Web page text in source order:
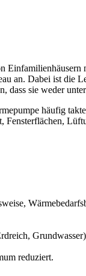
Einfamilienhäusern
an. Dabei ist die
dass sie weder
häufig
Fensterflächen,
reduziert.